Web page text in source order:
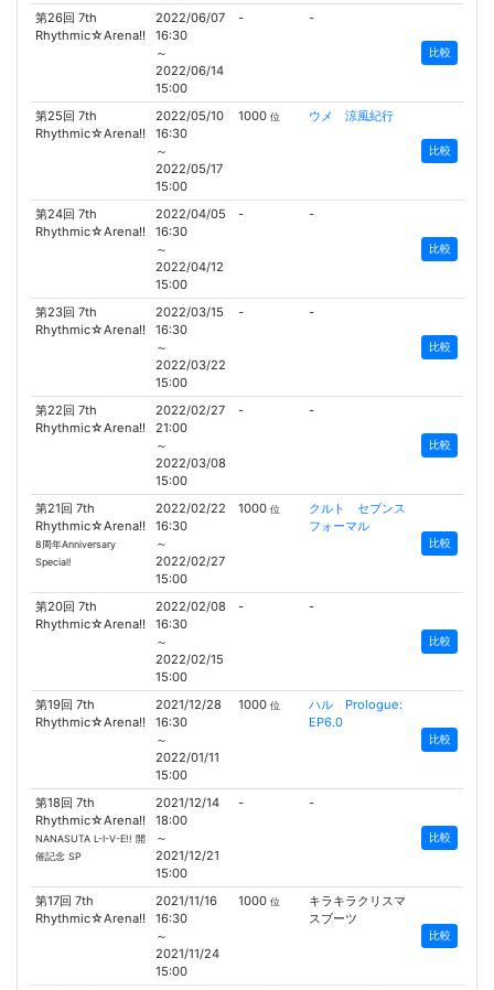
第26回 7th
Rhythmic☆Arena!!
2022/06/07
16:30
～
2022/06/14
15:00
- -
比較
第25回 7th
Rhythmic☆Arena!!
2022/05/10
16:30
～
2022/05/17
15:00
1000位 ウメ 涼風紀行
比較
第24回 7th
Rhythmic☆Arena!!
2022/04/05
16:30
～
2022/04/12
15:00
- -
比較
第23回 7th
Rhythmic☆Arena!!
2022/03/15
16:30
～
2022/03/22
15:00
- -
比較
第22回 7th
Rhythmic☆Arena!!
2022/02/27
21:00
～
2022/03/08
15:00
- -
比較
第21回 7th
Rhythmic☆Arena!!
8周年Anniversary
Special!
2022/02/22
16:30
～
2022/02/27
15:00
1000位
クルト セブンス
フォーマル
比較
第20回 7th
Rhythmic☆Arena!!
2022/02/08
16:30
～
2022/02/15
15:00
- -
比較
第19回 7th
Rhythmic☆Arena!!
2021/12/28
16:30
～
2022/01/11
15:00
1000位
ハル Prologue:
EP6.0
比較
第18回 7th
Rhythmic☆Arena!!
NANASUTA L-I-V-E!! 開
催記念 SP
2021/12/14
18:00
～
2021/12/21
15:00
- -
比較
第17回 7th
Rhythmic☆Arena!!
2021/11/16
16:30
～
2021/11/24
15:00
1000位
キラキラクリスマ
スブーツ
比較